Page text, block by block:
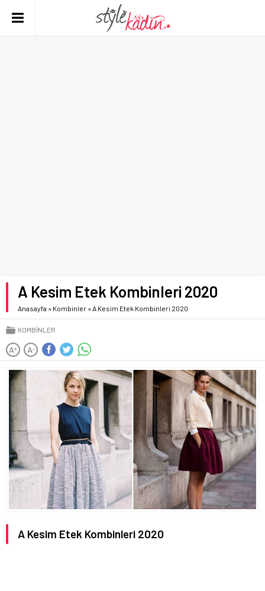
A Kesim Etek Kombinleri 2020
Anasayfa » Kombinler »A Kesim Etek Kombinleri 2020
KOMBINLER
A+ A-
A Kesim Etek Kombinleri 2020